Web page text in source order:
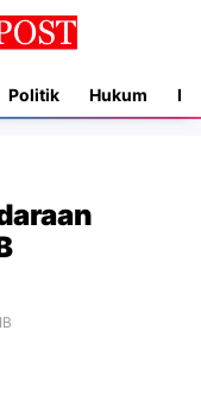
Politik Hukum